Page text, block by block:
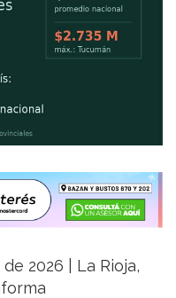
2026 | La Rioja,